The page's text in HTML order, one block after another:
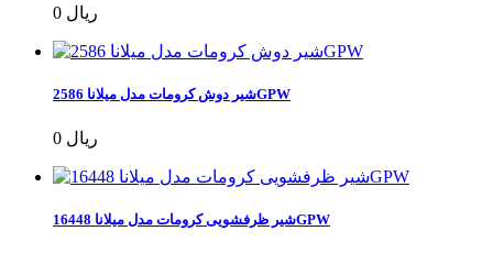
0 ریال
شیر دوش کرومات مدل میلانا 2586GPW
0 ریال
شیر ظرفشویی کرومات مدل میلانا 16448GPW